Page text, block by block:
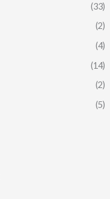
(33)
(2)
(4)
(14)
(2)
(5)